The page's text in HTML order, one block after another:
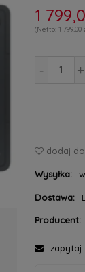
1
1 799,00
- +
dodaj
Wysyłka:
Dostawa:
Producent:
zapytaj